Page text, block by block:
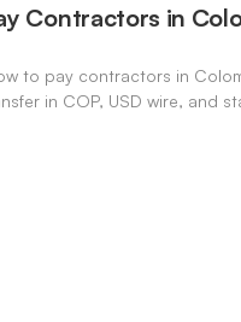
Contractors in
to pay contractors in
in COP, USD wire, and